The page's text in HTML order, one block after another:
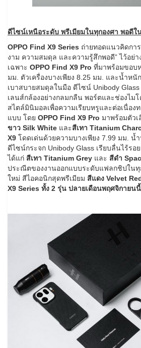
ดีไซน์เหนือระดับ พรีเมียมในทุกองศา พอดีใ
OPPO Find X9 Series ถ่ายทอดแนวคิดกา
งาม ความสมดุล และความรู้สึกพอดี” ไว้อย่
เฉพาะ OPPO Find X9 Pro ที่มาพร้อมขอบ
มม. ตัวเครื่องบางเพียง 8.25 มม. และน้ำหนั
เบาสบายสมดุลในมือ ดีไซน์ Unibody
เลนส์กล้องอย่างกลมกลืน พอร์ตและช่องไม
สไตล์มินิมอลเพื่อความเรียบหรูและต่อเนื่อง
แบบ โดย OPPO Find X9 Pro มาพร้อมตัว
ขาว Silk White และสีเทา Titanium
X9 โดดเด่นด้วยความบางเพียง 7.99 มม. น้
ดีไซน์กระจก Unibody Glass เรียบลื่นไร้รอ
ได้แก่ สีเทา Titanium Grey และ สีดำ
ประณีตของงานออกแบบระดับแฟลกชิปในทุ
ใหม่ สีไอคอนิกสุดพรีเมียม สีแดง Velvet
X9 Series ทั้ง 2 รุ่น ปลายเดือนพฤศจิกายนนี้